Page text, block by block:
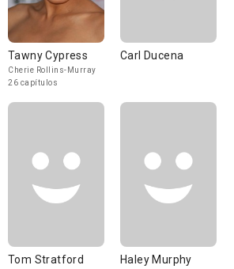
Tawny Cypress
Cherie Rollins-Murray
26 capítulos
Carl Ducena
Tom Stratford Haley Murphy